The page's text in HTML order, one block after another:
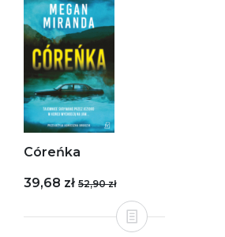
Córeńka
39,68 zł 52,90 zł